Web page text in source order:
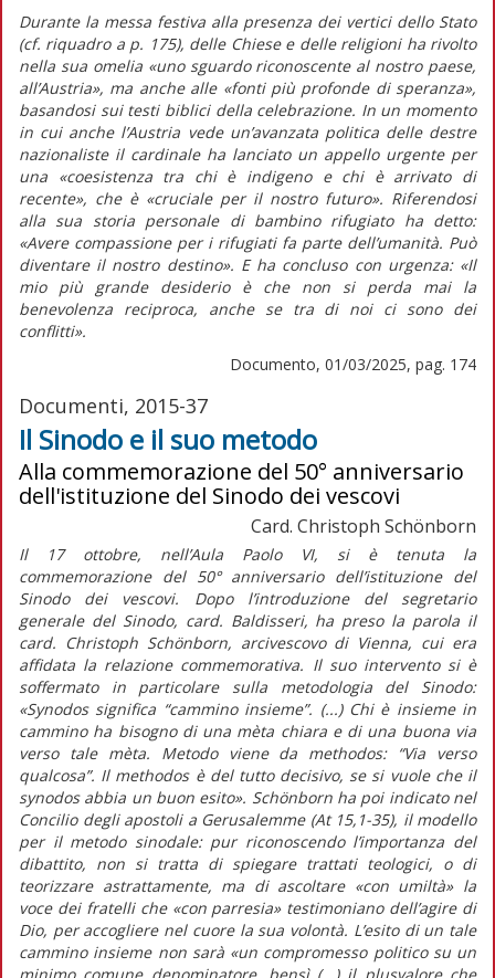
Durante la messa festiva alla presenza dei vertici dello Stato
(cf. riquadroa p. 175), delle Chiese e delle religioni ha rivolto
nella sua omelia «uno sguardo riconoscente al nostro paese,
all’Austria», ma anche alle «fonti più profonde di speranza»,
basandosi sui testi biblici della celebrazione. In un momento
in cui anche l’Austria vede un’avanzata politica delle destre
nazionaliste il cardinale ha lanciato un appello urgente per
una «coesistenza tra chi è indigeno e chi è arrivato di
recente», che è «cruciale per il nostro futuro». Riferendosi
alla sua storia personale di bambino rifugiato ha detto:
«Avere compassione per i rifugiati fa parte dell’umanità. Può
diventare il nostro destino». E ha concluso con urgenza: «Il
mio più grande desiderio è che non si perda mai la
benevolenza reciproca, anche se tra di noi ci sono dei
conflitti».
Documento, 01/03/2025, pag. 174
Documenti, 2015-37
Il Sinodo e il suo metodo
Alla commemorazione del 50° anniversario
dell'istituzione del Sinodo dei vescovi
Card. Christoph Schönborn
Il 17 ottobre, nell’Aula Paolo VI, si è tenuta la
commemorazione del 50° anniversario dell’istituzione del
Sinodo dei vescovi. Dopo l’introduzione del segretario
generale del Sinodo, card. Baldisseri, ha preso la parola il
card. Christoph Schönborn, arcivescovo di Vienna, cui era
affidata la relazione commemorativa. Il suo intervento si è
soffermato in particolare sulla metodologia del Sinodo:
«Synodos significa “cammino insieme”. (...) Chi è insieme in
cammino ha bisogno di una mèta chiara e di una buona via
verso tale mèta. Metodo viene da methodos: “Via verso
qualcosa”. Il methodos è del tutto decisivo, se si vuole che il
synodos abbia un buon esito». Schönborn ha poi indicato nel
Concilio degli apostoli a Gerusalemme (At 15,1-35), il modello
per il metodo sinodale: pur riconoscendo l’importanza del
dibattito, non si tratta di spiegare trattati teologici, o di
teorizzare astrattamente, ma di ascoltare «con umiltà» la
voce dei fratelli che «con parresia» testimoniano dell’agire di
Dio, per accogliere nel cuore la sua volontà. L’esito di un tale
cammino insieme non sarà «un compromesso politico su un